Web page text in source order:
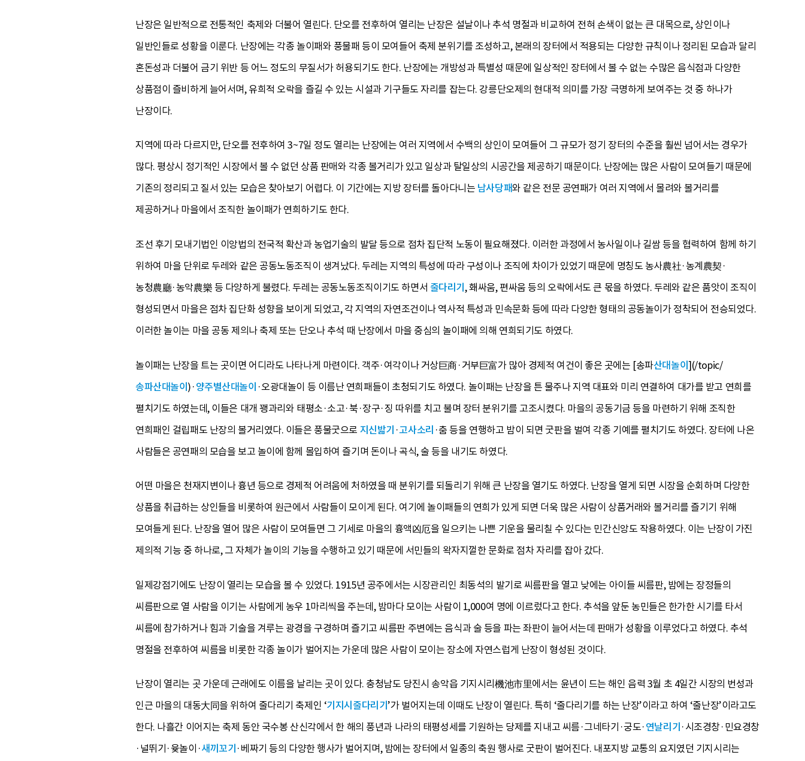
난장은 일반적으로 전통적인 축제와 더불어 열린다. 단오를 전후하여 열리는 난장은 설날이나 추석 명절과 비교하여 전혀 손색이 없는 큰 대목으로, 상인이나
일반인들로 성황을 이룬다. 난장에는 각종 놀이패와 풍물패 등이 모여들어 축제 분위기를 조성하고, 본래의 장터에서 적용되는 다양한 규칙이나 정리된 모습과 달리
혼돈성과 더불어 금기 위반 등 어느 정도의 무질서가 허용되기도 한다. 난장에는 개방성과 특별성 때문에 일상적인 장터에서 볼 수 없는 수많은 음식점과 다양한
상품점이 즐비하게 늘어서며, 유희적 오락을 즐길 수 있는 시설과 기구들도 자리를 잡는다. 강릉단오제의 현대적 의미를 가장 극명하게 보여주는 것 중 하나가
난장이다.
지역에 따라 다르지만, 단오를 전후하여 3~7일 정도 열리는 난장에는 여러 지역에서 수백의 상인이 모여들어 그 규모가 정기 장터의 수준을 훨씬 넘어서는 경우가
많다. 평상시 정기적인 시장에서 볼 수 없던 상품 판매와 각종 볼거리가 있고 일상과 탈일상의 시공간을 제공하기 때문이다. 난장에는 많은 사람이 모여들기 때문에
기존의 정리되고 질서 있는 모습은 찾아보기 어렵다. 이 기간에는 지방 장터를 돌아다니는 남사당패와 같은 전문 공연패가 여러 지역에서 몰려와 볼거리를
제공하거나 마을에서 조직한 놀이패가 연희하기도 한다.
조선 후기 모내기법인 이앙법의 전국적 확산과 농업기술의 발달 등으로 점차 집단적 노동이 필요해졌다. 이러한 과정에서 농사일이나 길쌈 등을 협력하여 함께 하기
위하여 마을 단위로 두레와 같은 공동노동조직이 생겨났다. 두레는 지역의 특성에 따라 구성이나 조직에 차이가 있었기 때문에 명칭도 농사農社·농계農契·
농청農廳·농악農樂 등 다양하게 불렸다. 두레는 공동노동조직이기도 하면서 줄다리기, 홰싸움, 편싸움 등의 오락에서도 큰 몫을 하였다. 두레와 같은 품앗이 조직이
형성되면서 마을은 점차 집단화 성향을 보이게 되었고, 각 지역의 자연조건이나 역사적 특성과 민속문화 등에 따라 다양한 형태의 공동놀이가 정착되어 전승되었다.
이러한 놀이는 마을 공동 제의나 축제 또는 단오나 추석 때 난장에서 마을 중심의 놀이패에 의해 연희되기도 하였다.
놀이패는 난장을 트는 곳이면 어디라도 나타나게 마련이다. 객주·여각이나 거상巨商·거부巨富가 많아 경제적 여건이 좋은 곳에는 [송파산대놀이](/topic/
송파산대놀이)·양주별산대놀이 ·오광대놀이 등 이름난 연희패들이 초청되기도 하였다. 놀이패는 난장을 튼 물주나 지역 대표와 미리 연결하여 대가를 받고 연희를
펼치기도 하였는데, 이들은 대개 꽹과리와 태평소·소고·북·장구·징 따위를 치고 불며 장터 분위기를 고조시켰다. 마을의 공동기금 등을 마련하기 위해 조직한
연희패인 걸립패도 난장의 볼거리였다. 이들은 풍물굿으로 지신밟기 ·고사소리 ·춤 등을 연행하고 밤이 되면 굿판을 벌여 각종 기예를 펼치기도 하였다. 장터에 나온
사람들은 공연패의 모습을 보고 놀이에 함께 몰입하여 즐기며 돈이나 곡식, 술 등을 내기도 하였다.
어떤 마을은 천재지변이나 흉년 등으로 경제적 어려움에 처하였을 때 분위기를 되돌리기 위해 큰 난장을 열기도 하였다. 난장을 열게 되면 시장을 순회하며 다양한
상품을 취급하는 상인들을 비롯하여 원근에서 사람들이 모이게 된다. 여기에 놀이패들의 연희가 있게 되면 더욱 많은 사람이 상품거래와 볼거리를 즐기기 위해
모여들게 된다. 난장을 열어 많은 사람이 모여들면 그 기세로 마을의 흉액凶厄을 일으키는 나쁜 기운을 물리칠 수 있다는 민간신앙도 작용하였다. 이는 난장이 가진
제의적 기능 중 하나로, 그 자체가 놀이의 기능을 수행하고 있기 때문에 서민들의 왁자지껄한 문화로 점차 자리를 잡아 갔다.
일제강점기에도 난장이 열리는 모습을 볼 수 있었다. 1915년 공주에서는 시장관리인 최동석의 발기로 씨름판을 열고 낮에는 아이들 씨름판, 밤에는 장정들의
씨름판으로 열 사람을 이기는 사람에게 농우 1마리씩을 주는데, 밤마다 모이는 사람이 1,000여 명에 이르렀다고 한다. 추석을 앞둔 농민들은 한가한 시기를 타서
씨름에 참가하거나 힘과 기술을 겨루는 광경을 구경하며 즐기고 씨름판 주변에는 음식과 술 등을 파는 좌판이 늘어서는데 판매가 성황을 이루었다고 하였다. 추석
명절을 전후하여 씨름을 비롯한 각종 놀이가 벌어지는 가운데 많은 사람이 모이는 장소에 자연스럽게 난장이 형성된 것이다.
난장이 열리는 곳 가운데 근래에도 이름을 날리는 곳이 있다. 충청남도 당진시 송악읍 기지시리機池市里에서는 윤년이 드는 해인 음력 3월 초 4일간 시장의 번성과
인근 마을의 대동大同을 위하여 줄다리기 축제인 ‘기지시줄다리기’가 벌어지는데 이때도 난장이 열린다. 특히 ‘줄다리기를 하는 난장’이라고 하여 ‘줄난장’이라고도
한다. 나흘간 이어지는 축제 동안 국수봉 산신각에서 한 해의 풍년과 나라의 태평성세를 기원하는 당제를 지내고 씨름·그네타기·궁도·연날리기 ·시조경창·민요경창
·널뛰기·윷놀이·새끼꼬기 ·베짜기 등의 다양한 행사가 벌어지며, 밤에는 장터에서 일종의 축원 행사로 굿판이 벌어진다. 내포지방 교통의 요지였던 기지시리는